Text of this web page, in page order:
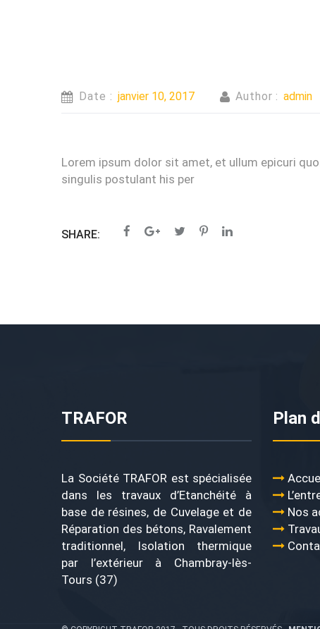
Date : janvier 10, 2017 Author : admin
Lorem ipsum dolor sit amet, et ullum epicuri
singulis postulant his per
SHARE:
TRAFOR
La Société TRAFOR est spécialisée
dans les travaux d’Etanchéité à
base de résines, de Cuvelage et de
Réparation des bétons, Ravalement
traditionnel, Isolation thermique
par l’extérieur à Chambray-lès-
Tours (37)
Plan
Nos